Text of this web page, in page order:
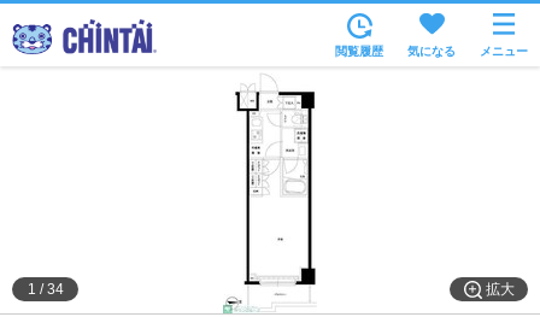
沿線・駅から
住所から
家賃相場から
不動産会社から
閲覧履歴 気になる メニュー
拡大
1 /34